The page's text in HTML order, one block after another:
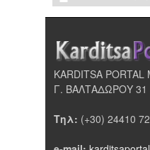
KARDITSA PORTAL
Γ. ΒΑΛΤΑΔΩΡΟΥ 31
Τηλ: (+30) 24410